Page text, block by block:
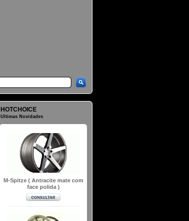
HOTCHOICE
Ultimas Novidades
M-Spitze ( Antracite mate com
face polida )